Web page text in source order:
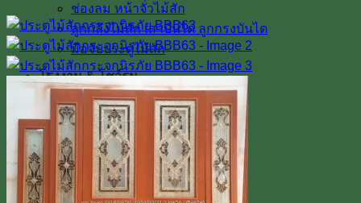
ช่องลม หน้าจั่วไม้สัก
ลูกกลึงไม้สัก เสาบันได ลูกกรงบันได
มือจับประตูไม้สัก
โรงงาน & โชว์รูม
โชว์รูมสินค้า
เตาอบไม้สัก
เกรดไม้สัก
เกี่ยวกับเรา
ค่าทำสี